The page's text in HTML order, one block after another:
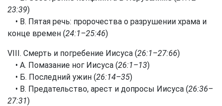
23:39)
• В. Пятая речь: пророчества о разрушении храма и
конце времен (24:1–25:46)
VIII. Смерть и погребение Иисуса (26:1–27:66)
• А. Помазание ног Иисуса (26:1–13)
• Б. Последний ужин (26:14–35)
• В. Предательство, арест и допросы Иисуса (26:36–
27:31)